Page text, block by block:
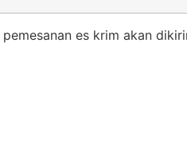
es krim akan